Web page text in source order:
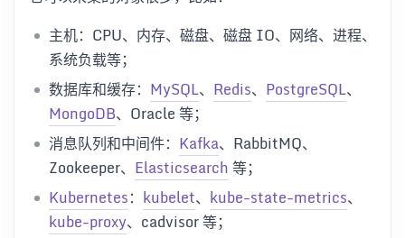
主机：CPU、内存、磁盘、磁盘 IO、网络、进程、
系统负载等；
数据库和缓存： MySQL、 Redis、 PostgreSQL、
MongoDB、Oracle 等；
消息队列和中间件： Kafka、RabbitMQ、
Zookeeper、 Elasticsearch等；
Kubernetes： kubelet、 kube-state-metrics、
kube-proxy、cadvisor 等；